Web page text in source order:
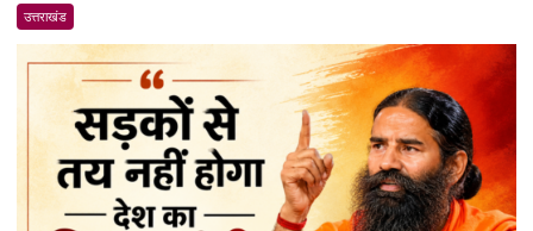
पर
भूस्खलन
से
ट्रैफिक
रुका;
बहाली
का
उत्तराखंड